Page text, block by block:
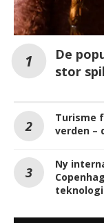
De
stor
Turisme
verden –
Ny